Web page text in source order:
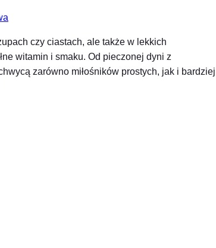
czy ciastach, ale także w lekkich
witamin i smaku. Od pieczonej dyni z
zarówno miłośników prostych, jak i bardziej